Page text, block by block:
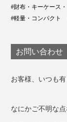
#財布・キーケース
#軽量・コンパクト
お問い合わせ
お客様、いつも
なにかご不明な